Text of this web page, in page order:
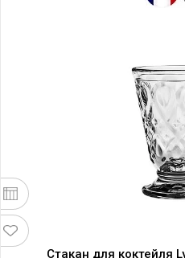
Стакан для коктейля